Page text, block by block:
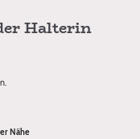
Halterin
Nähe